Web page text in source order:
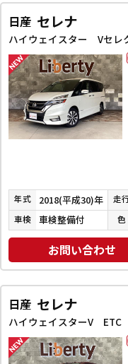
日産 セレナ
年式 2018(平成30)年 走
車検 車検整備付 色
お問い合わせ
日産 セレナ